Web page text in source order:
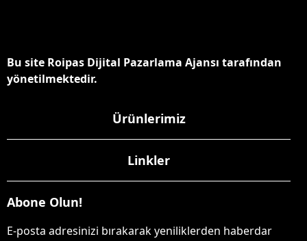
Bu site Roipas Dijital Pazarlama Ajansı tarafından
yönetilmektedir.
Ürünlerimiz
Linkler
Abone Olun!
E-posta adresinizi bırakarak yeniliklerden haberdar